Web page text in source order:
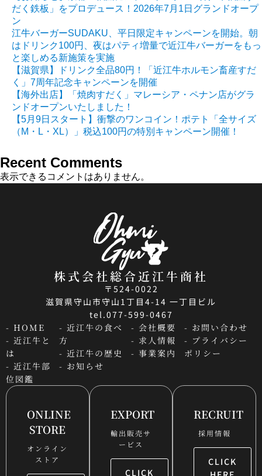
だく鉄板」をプロデュース！2026年7月1日グランドオープ
ン
江牛バーガーSUDAKU、平日限定キャンペーンを開始。朝
はドリンク100円、夜はパティ増量で近江牛バーガーをもっ
と楽しめる新施策を実施
【滋賀県】ドリンク全品80円！「近江牛ホルモン畜産すだ
く」7周年記念キャンペーンを開催
【海外出店】「焼肉すだく」マレーシア・ペナン店がグラ
ンドオープンいたしました！
【5月9日スタート】衝撃のワンコイン！ポテト「全サイズ
（M・L・XL）」税込100円の特別キャンペーン開催！
Recent Comments
表示できるコメントはありません。
株式会社総合近江牛商社
〒524-0022
滋賀県守山市守山1丁目4-14 一丁目ビル
tel.077-599-0467
- HOME
- 近江牛と
は
- 近江牛部
位図鑑
- 近江牛の食べ
方
- 近江牛の歴史
- お知らせ
- 会社概要
- 求人情報
- 事業案内
- お問い合わせ
- プライバシー
ポリシー
ONLINE
STORE
オンライン
ストア
EXPORT
輸出販売サ
ービス
CLICK
RECRUIT
採用情報
CLICK